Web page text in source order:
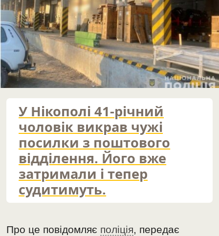
У Нікополі 41-річний
чоловік викрав чужі
посилки з поштового
відділення. Його вже
затримали і тепер
судитимуть.
Про це повідомляє поліція, передає